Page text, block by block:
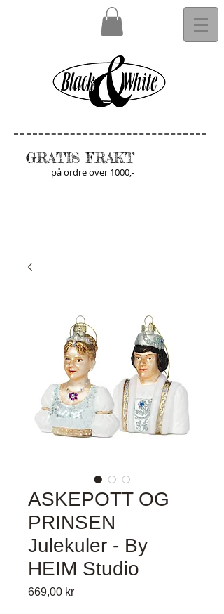
GRATIS FRAKT
på ordre over 1000,-
ASKEPOTT OG
PRINSEN
Julekuler - By
HEIM Studio
669,00 krPris